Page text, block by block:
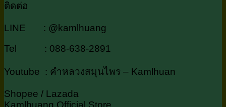
ติดต่อ
LINE : @kamlhuang
Tel : 088-638-2891
Youtube : คำหลวงสมุนไพร – Kamlhuan
Shopee / Lazada
Kamlhuang Official Store